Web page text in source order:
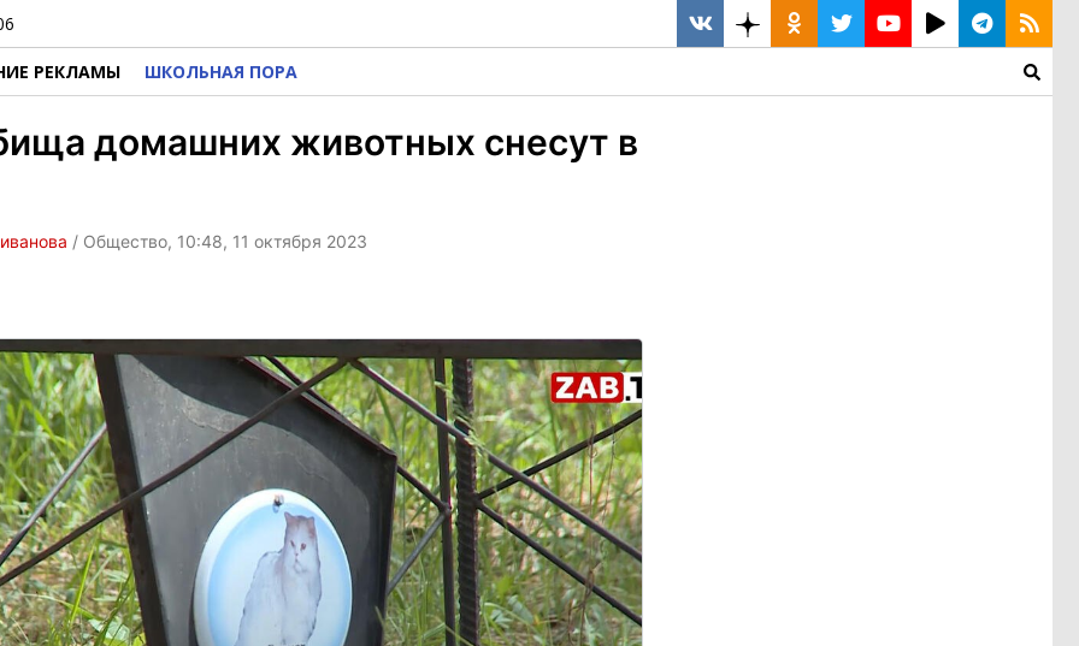
РЕКЛАМЫ ШКОЛЬНАЯ ПОРА
домашних животных снесут в
/ Общество, 10:48, 11 октября 2023